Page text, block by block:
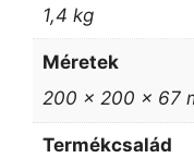
1,4 kg
Méretek
200 × 200 × 67
Termékcsalád